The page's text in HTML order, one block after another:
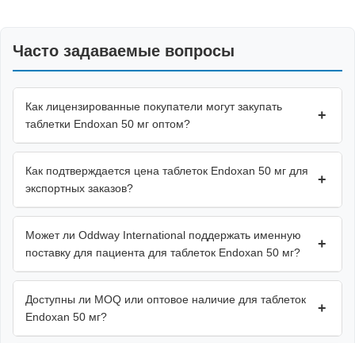
Часто задаваемые вопросы
Как лицензированные покупатели могут закупать
таблетки Endoxan 50 мг оптом?
+
Как подтверждается цена таблеток Endoxan 50 мг для
экспортных заказов?
+
Может ли Oddway International поддержать именную
поставку для пациента для таблеток Endoxan 50 мг?
+
Доступны ли MOQ или оптовое наличие для таблеток
Endoxan 50 мг?
+